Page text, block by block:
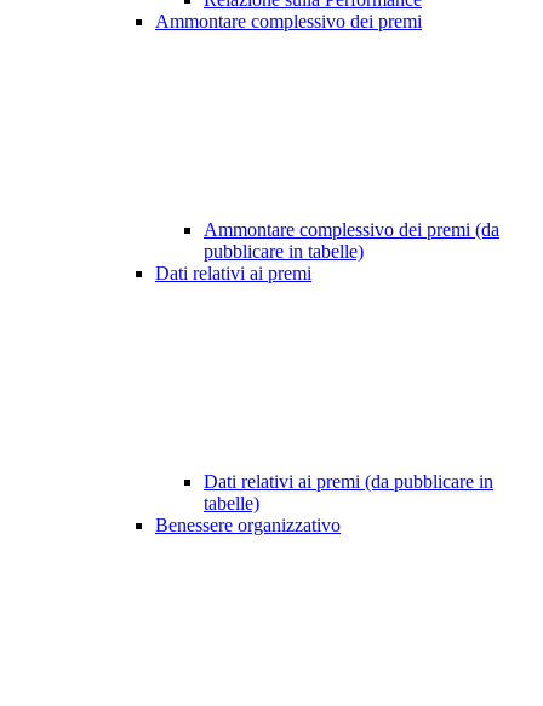
Ammontare complessivo dei premi
Ammontare complessivo dei premi (da
pubblicare in tabelle)
Dati relativi ai premi
Dati relativi ai premi (da pubblicare in
tabelle)
Benessere organizzativo